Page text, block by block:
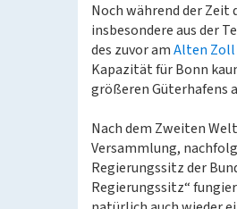
Noch während der Zeit
insbesondere aus der
des zuvor amAlten Zoll
Kapazität für Bonn
größeren Güterhafens
Nach dem Zweiten
Versammlung,
Regierungssitz der
Regierungssitz“